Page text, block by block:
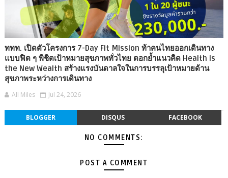
ททท. เปิดตัวโครงการ 7-Day Fit Mission ท้าคนไทยออกเดินทาง
แบบฟิต ๆ พิชิตเป้าหมายสุขภาพทั่วไทย ตอกย้ำแนวคิด Health is
the New Wealth สร้างแรงบันดาลใจในการบรรลุเป้าหมายด้าน
สุขภาพระหว่างการเดินทาง
All Miles Jul 24, 2026
BLOGGER DISQUS FACEBOOK
NO COMMENTS:
POST A COMMENT